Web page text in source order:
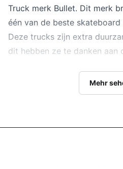
Truck merk Bullet. Dit merk
één van de beste
Deze trucks zijn extra
dit hebben ze te danken aan
laag truckontwerp. Dit zorgt
draai-geometrie. Draaien
Mehr